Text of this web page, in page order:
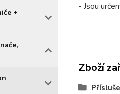
+
- Jsou
Zboží